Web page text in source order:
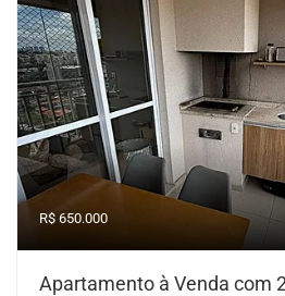
R$ 650.000
Apartamento à Venda com